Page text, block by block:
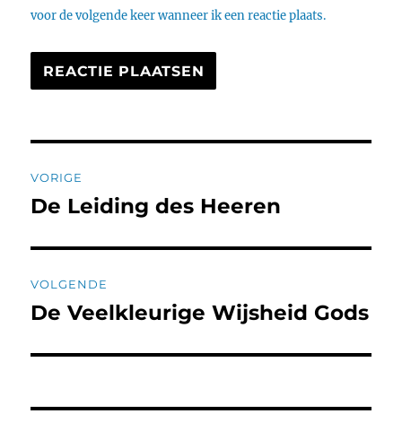
voor de volgende keer wanneer ik een reactie plaats.
navigatie
VORIGE
Vorig
De Leiding des Heeren
VOLGENDE
Volgend
De Veelkleurige Wijsheid Gods